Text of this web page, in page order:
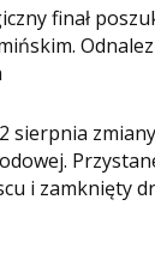
finał
sierpnia
i zamknięty